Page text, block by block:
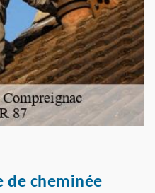
de cheminée